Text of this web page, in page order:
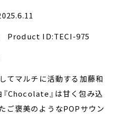
ID:TECI-975
てマルチに活動する加藤和
『Chocolate』は甘く包み込
ご褒美のようなPOPサウン